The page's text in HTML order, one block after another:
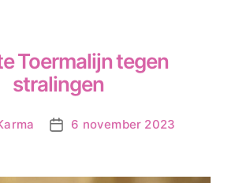
Toermalijn tegen
stralingen
Berichtdatum
6 november 2023